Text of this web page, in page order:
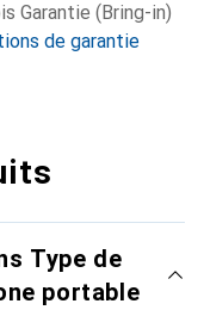
Garantie (Bring-in)
de garantie
Type de
portable